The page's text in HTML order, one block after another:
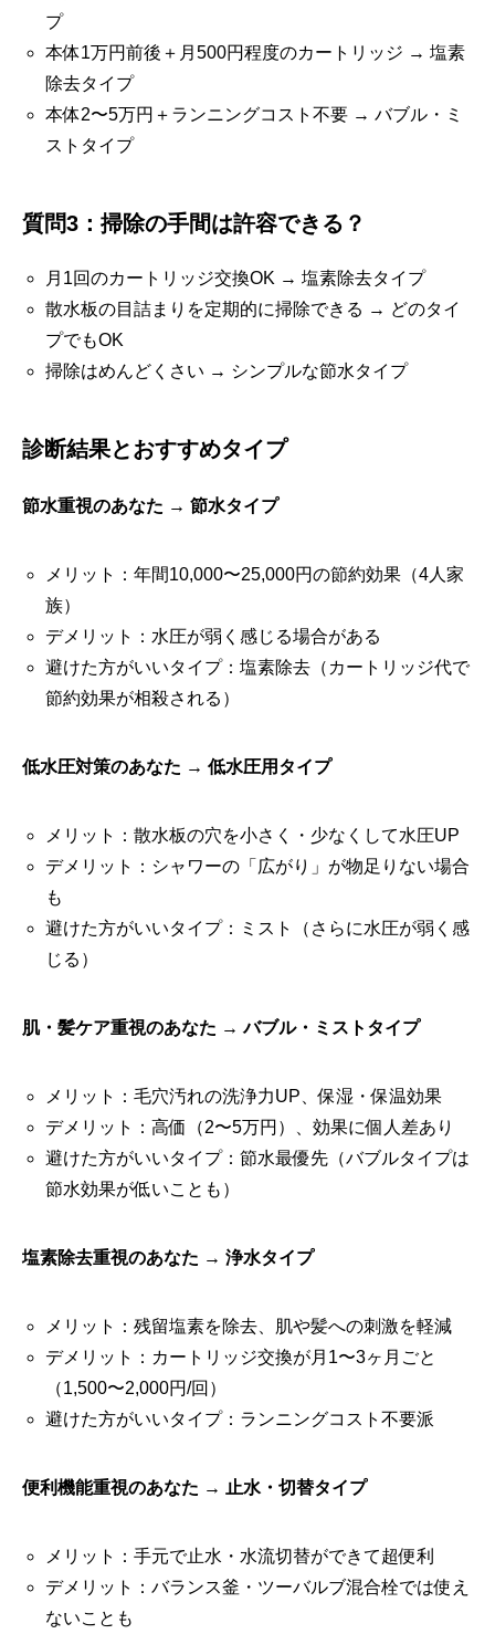
プ
本体1万円前後＋月500円程度のカートリッジ → 塩素
除去タイプ
本体2〜5万円＋ランニングコスト不要 → バブル・ミ
ストタイプ
質問3：掃除の手間は許容できる？
月1回のカートリッジ交換OK → 塩素除去タイプ
散水板の目詰まりを定期的に掃除できる → どのタイ
プでもOK
掃除はめんどくさい → シンプルな節水タイプ
診断結果とおすすめタイプ
節水重視のあなた → 節水タイプ
メリット：年間10,000〜25,000円の節約効果（4人家
族）
デメリット：水圧が弱く感じる場合がある
避けた方がいいタイプ：塩素除去（カートリッジ代で
節約効果が相殺される）
低水圧対策のあなた → 低水圧用タイプ
メリット：散水板の穴を小さく・少なくして水圧UP
デメリット：シャワーの「広がり」が物足りない場合
も
避けた方がいいタイプ：ミスト（さらに水圧が弱く感
じる）
肌・髪ケア重視のあなた → バブル・ミストタイプ
メリット：毛穴汚れの洗浄力UP、保湿・保温効果
デメリット：高価（2〜5万円）、効果に個人差あり
避けた方がいいタイプ：節水最優先（バブルタイプは
節水効果が低いことも）
塩素除去重視のあなた → 浄水タイプ
メリット：残留塩素を除去、肌や髪への刺激を軽減
デメリット：カートリッジ交換が月1〜3ヶ月ごと
（1,500〜2,000円/回）
避けた方がいいタイプ：ランニングコスト不要派
便利機能重視のあなた → 止水・切替タイプ
メリット：手元で止水・水流切替ができて超便利
デメリット：バランス釜・ツーバルブ混合栓では使え
ないことも